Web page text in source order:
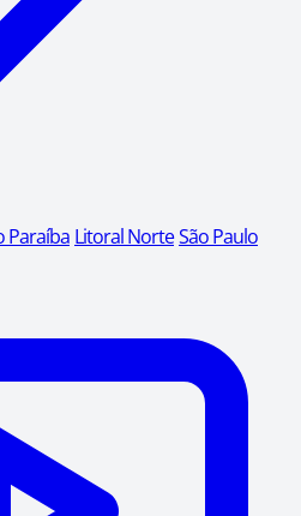
Paraíba Litoral NorteSão Paulo